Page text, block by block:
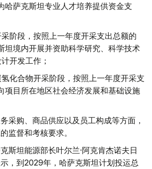
哈萨克斯坦专业人才培养提供资金支
阶段，按照上一年度开采支出总额的
坦境内开展并资助科学研究、科学技术
开发工作；
化合物开采阶段，按照上一年度开采支
项目所在地区社会经济发展和基础设施
采购、商品供应以及员工构成等方面，
监督和考核要求。
斯坦能源部长叶尔兰·阿克肯杰诺夫日
，到2029年，哈萨克斯坦计划投运总